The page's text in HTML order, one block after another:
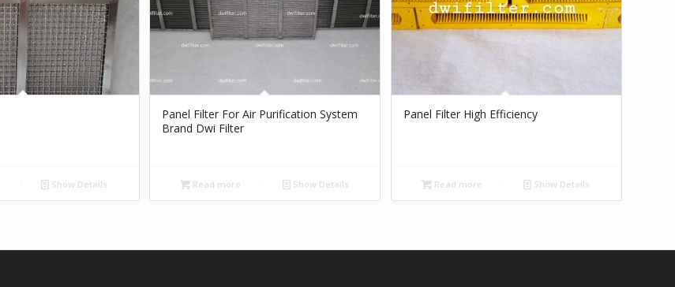
Show Details
Panel Filter For Air Purification System
Brand Dwi Filter
Read more Show Details
Panel Filter High Efficiency
Read more Show Details